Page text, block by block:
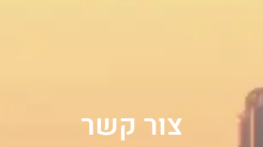
צור קשר